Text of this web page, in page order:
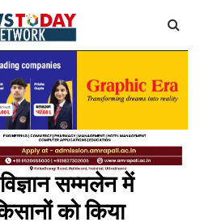
सम्मलेन में
को किया